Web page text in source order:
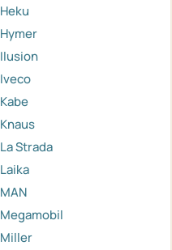
Heku
Hymer
Ilusion
Iveco
Kabe
Knaus
La Strada
Laika
MAN
Megamobil
Miller